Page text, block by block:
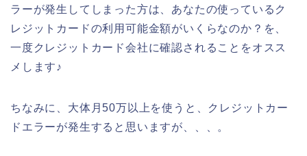
ラーが発生してしまった方は、あなたの使っているク
レジットカードの利用可能金額がいくらなのか？を、
一度クレジットカード会社に確認されることをオスス
メします♪
ちなみに、大体月50万以上を使うと、クレジットカー
ドエラーが発生すると思いますが、、、。